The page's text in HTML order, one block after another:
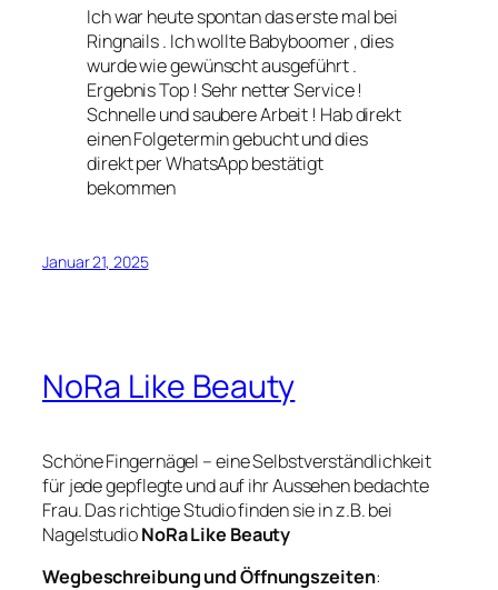
Ich war heute spontan das erste mal bei
Ringnails . Ich wollte Babyboomer , dies
wurde wie gewünscht ausgeführt .
Ergebnis Top ! Sehr netter Service !
Schnelle und saubere Arbeit ! Hab direkt
einen Folgetermin gebucht und dies
direkt per WhatsApp bestätigt
bekommen
Januar 21, 2025
NoRa Like Beauty
Schöne Fingernägel – eine Selbstverständlichkeit
für jede gepflegte und auf ihr Aussehen bedachte
Frau. Das richtige Studio finden sie in z.B. bei
NagelstudioNoRa Like Beauty
Wegbeschreibung und Öffnungszeiten: